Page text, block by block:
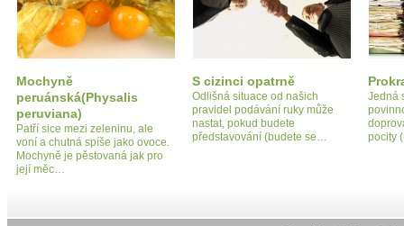
Mochyně
peruánská(Physalis
peruviana)
Patří sice mezi zeleninu, ale
voní a chutná spíše jako ovoce.
Mochyně je pěstovaná jak pro
její měc…
S cizinci opatrně
Odlišná situace od našich
pravidel podávání ruky může
nastat, pokud budete
představování (budete se…
Jedná
pocity